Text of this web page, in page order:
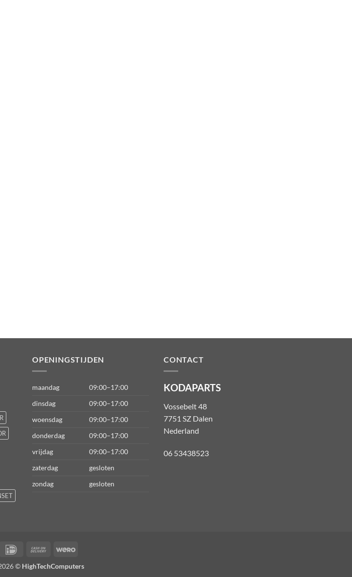
OPENINGSTIJDEN
maandag
09:00–17:00
dinsdag
09:00–17:00
woensdag
09:00–17:00
donderdag
09:00–17:00
vrijdag
09:00–17:00
zaterdag
gesloten
zondag
gesloten
CONTACT
KODAPARTS
Vossebelt 48
7751 SZ Dalen
Nederland
06 53438523
IDeal
Cash
Delivery
Wero
© HighTechComputers